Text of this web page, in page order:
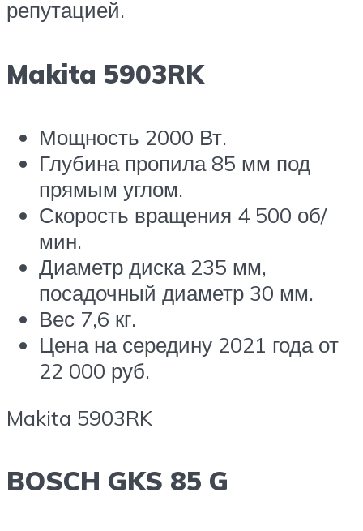
репутацией.
Makita 5903RK
Мощность 2000 Вт.
Глубина пропила 85 мм под
прямым углом.
Скорость вращения 4 500 об/
мин.
Диаметр диска 235 мм,
посадочный диаметр 30 мм.
Вес 7,6 кг.
Цена на середину 2021 года от
22 000 руб.
Makita 5903RK
BOSCH GKS 85 G